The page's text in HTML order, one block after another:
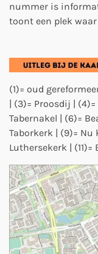
nummer is
toont een plek
(1)= oud
| (3)= Proosdij |
Tabernakel | (6)=
Taborkerk | (9)= Nu
Luthersekerk | (11)=